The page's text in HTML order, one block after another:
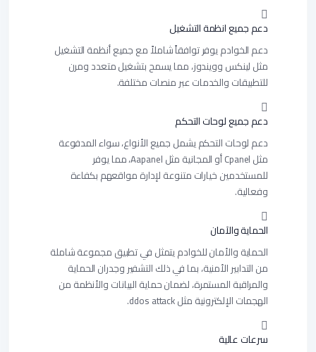
دعم جميع انظمة التشغيل
دعم الخوادم يوفر توافقاً شاملاً مع جميع أنظمة التشغيل
مثل لينكس وويندوز، مما يسمح بتشغيل متعدد ومرن
للتطبيقات والخدمات عبر منصات مختلفة.
دعم جميع لوحات التحكم
دعم لوحات التحكم يشمل جميع الأنواع، سواء المدفوعة
مثل Cpanel أو المجانية مثل Aapanel، مما يوفر
للمستخدمين خيارات متنوعة لإدارة مواقعهم بكفاءة
وفعالية.
الحماية والآمان
الحماية والأمان للخوادم يتمثل في تطبيق مجموعة شاملة
من التدابير الأمنية، بما في ذلك التشفير وجدران الحماية
والمراقبة المستمرة، لضمان حماية البيانات والأنظمة من
الهجمات الإلكترونية مثل ddos attack.
سرعات عالية